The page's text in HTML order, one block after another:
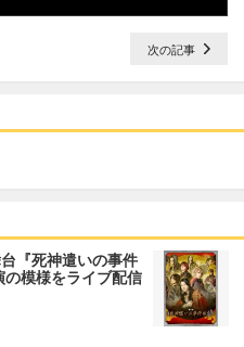
次の記事
『死神遣いの事件
模様をライブ配信